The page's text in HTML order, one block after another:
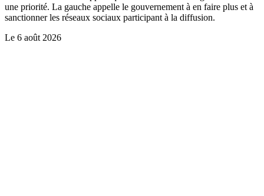
une priorité. La gauche appelle le gouvernement à en faire plus et à
sanctionner les réseaux sociaux participant à la diffusion.
Le 6 août 2026